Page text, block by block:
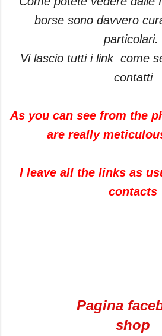
borse sono davvero
particolari.
Vi lascio tutti i link come
contatti
As you can see from the
are really
I leave all the links as
contacts
Pagina
shop